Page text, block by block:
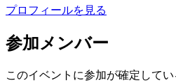
プロフィールを見る
参加メンバー
このイベントに参加が確定して